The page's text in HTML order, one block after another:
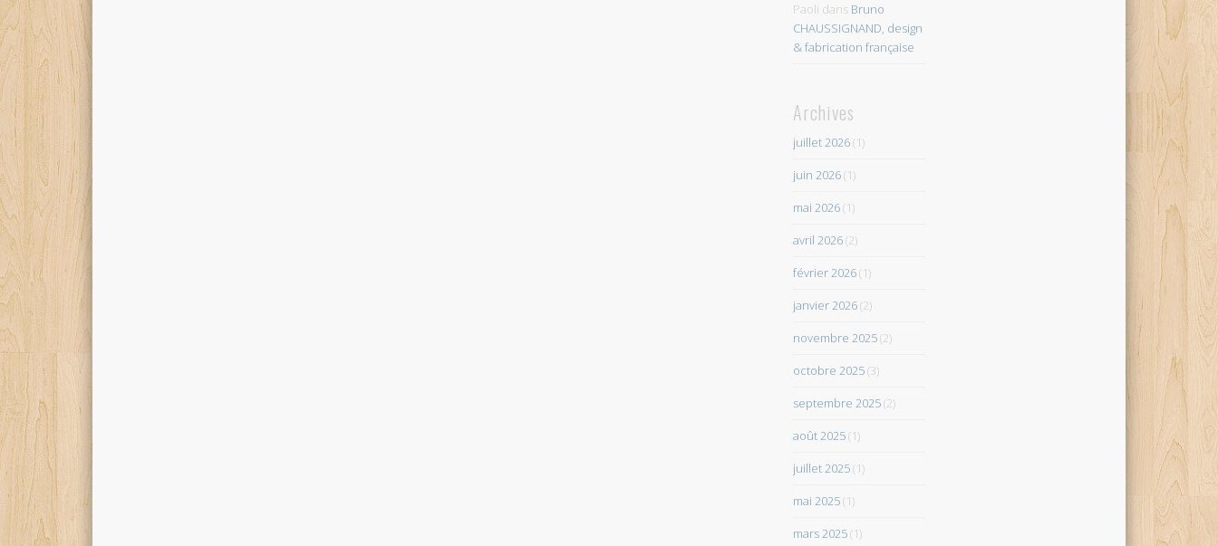
Paoli dans Bruno
CHAUSSIGNAND, design
& fabrication française
Archives
juillet 2026(1)
juin 2026(1)
mai 2026(1)
avril 2026(2)
février 2026(1)
janvier 2026(2)
novembre 2025(2)
octobre 2025(3)
septembre 2025(2)
août 2025(1)
juillet 2025(1)
mai 2025(1)
mars 2025(1)